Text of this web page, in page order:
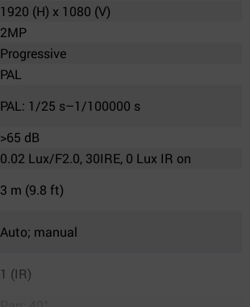
1920 (H) x 1080 (V)
2MP
Progressive
PAL
PAL: 1/25 s–1/100000 s
>65 dB
0.02 Lux/F2.0, 30IRE, 0 Lux IR on
3 m (9.8 ft)
Auto; manual
1 (IR)